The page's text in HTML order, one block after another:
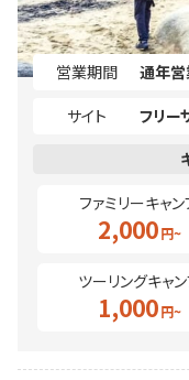
営業期間
通年
サイト
フリー
ファミリーキャ
2,000
ツーリングキャ
1,000